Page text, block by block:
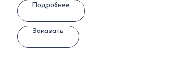
Подробнее
Заказать